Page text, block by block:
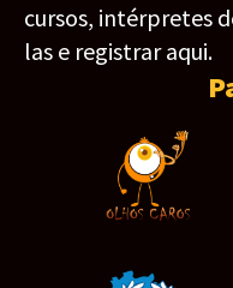
cursos, intérpretes
las e registrar aqui.